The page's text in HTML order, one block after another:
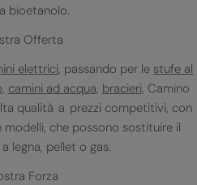
bioetanolo.
Offerta
elettrici, passando per le stufe al
, camini ad acqua, bracieri, Camino
qualità a prezzi competitivi, con
che possono sostituire il
legna, pellet o gas.
Forza